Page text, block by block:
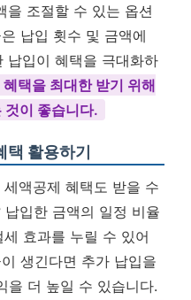
을 조절할 수 있는 옵션
납입 횟수 및 금액에
납입이 혜택을 극대화하
택을 최대한 받기 위해
것이 좋습니다.
택 활용하기
액공제 혜택도 받을 수
입한 금액의 일정 비율
효과를 누릴 수 있어
생긴다면 추가 납입을
을 더 높일 수 있습니다.